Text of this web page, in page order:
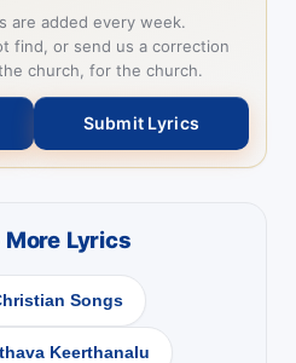
are added every week.
find, or send us a correction
church, for the church.
Submit Lyrics
More Lyrics
Songs
Keerthanalu